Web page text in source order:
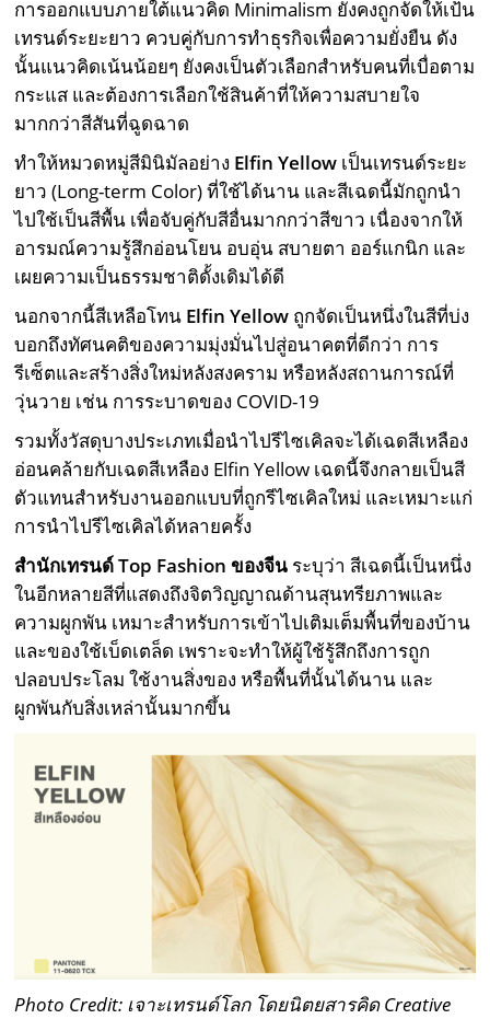
การออกแบบภายใต้แนวคิด Minimalism ยังคงถูกจัดให้เป้น
เทรนด์ระยะยาว ควบคู่กับการทำธุรกิจเพื่อความยั่งยืน ดัง
นั้นแนวคิดเน้นน้อยๆ ยังคงเป็นตัวเลือกสำหรับคนที่เบื่อตาม
กระแส และต้องการเลือกใช้สินค้าที่ให้ความสบายใจ
มากกว่าสีสันที่ฉูดฉาด
ทำให้หมวดหมู่สีมินิมัลอย่าง Elfin Yellow เป็นเทรนด์ระยะ
ยาว (Long-term Color) ที่ใช้ได้นาน และสีเฉดนี้มักถูกนำ
ไปใช้เป็นสีพื้น เพื่อจับคู่กับสีอื่นมากกว่าสีขาว เนื่องจากให้
อารมณ์ความรู้สึกอ่อนโยน อบอุ่น สบายตา ออร์แกนิก และ
เผยความเป็นธรรมชาติดั้งเดิมได้ดี
นอกจากนี้สีเหลือโทน Elfin Yellow ถูกจัดเป็นหนึ่งในสีที่บ่ง
บอกถึงทัศนคติของความมุ่งมั่นไปสู่อนาคตที่ดีกว่า การ
รีเซ็ตและสร้างสิ่งใหม่หลังสงคราม หรือหลังสถานการณ์ที่
วุ่นวาย เช่น การระบาดของ COVID-19
รวมทั้งวัสดุบางประเภทเมื่อนำไปรีไซเคิลจะได้เฉดสีเหลือง
อ่อนคล้ายกับเฉดสีเหลือง Elfin Yellow เฉดนี้จึงกลายเป็นสี
ตัวแทนสำหรับงานออกแบบที่ถูกรีไซเคิลใหม่ และเหมาะแก่
การนำไปรีไซเคิลได้หลายครั้ง
สำนักเทรนด์Top Fashion ของจีน ระบุว่า สีเฉดนี้เป็นหนึ่ง
ในอีกหลายสีที่แสดงถึงจิตวิญญาณด้านสุนทรียภาพและ
ความผูกพัน เหมาะสำหรับการเข้าไปเติมเต็มพื้นที่ของบ้าน
และของใช้เบ็ดเตล็ด เพราะจะทำให้ผู้ใช้รู้สึกถึงการถูก
ปลอบประโลม ใช้งานสิ่งของ หรือพื้นที่นั้นได้นาน และ
ผูกพันกับสิ่งเหล่านั้นมากขึ้น
Photo Credit: เจาะเทรนด์โลก โดยนิตยสารคิด Creative